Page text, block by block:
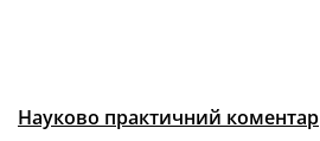
Науково практичний коментар